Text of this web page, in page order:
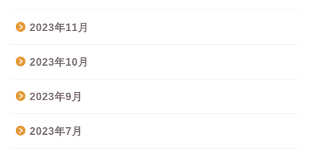
2023年11月
2023年10月
2023年9月
2023年7月